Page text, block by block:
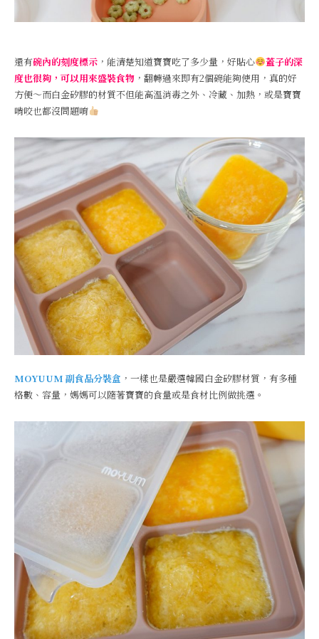
還有碗內的刻度標示 ，能清楚知道寶寶吃了多少量，好貼心
蓋子的深
度也很夠，可以用來盛裝食物 ，翻轉過來即有2個碗能夠使用，真的好
方便～而白金矽膠的材質不但能高溫消毒之外、冷藏、加熱，或是寶寶
啃咬也都沒問題唷
MOYUUM 副食品分裝盒 ，一樣也是嚴選韓國白金矽膠材質，有多種
格數、容量，媽媽可以隨著寶寶的食量或是食材比例做挑選。